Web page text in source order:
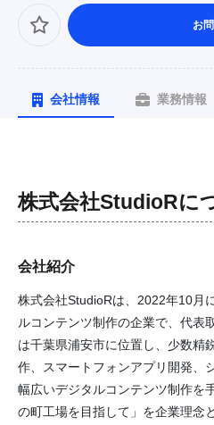
お
会社情報 業務情報
株式会社StudioRに
会社紹介
株式会社StudioRは、2022年10月
ルコンテンツ制作の企業で、代表
は千葉県浦安市に位置し、少数精
作、スマートフォンアプリ開発、
幅広いデジタルコンテンツ制作を
の町工場を目指して」を企業理念